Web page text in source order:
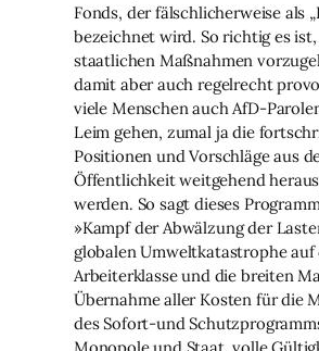
Fonds, der fälschlicherweise als
bezeichnet wird. So richtig es ist,
staatlichen Maßnahmen
damit aber auch regelrecht
viele Menschen auch AfD-
Leim gehen, zumal ja die
Positionen und Vorschläge aus
Öffentlichkeit weitgehend
werden. So sagt dieses
»Kampf der Abwälzung der
globalen Umweltkatastrophe auf
Arbeiterklasse und die breiten
Übernahme aller Kosten für die
des Sofort-und